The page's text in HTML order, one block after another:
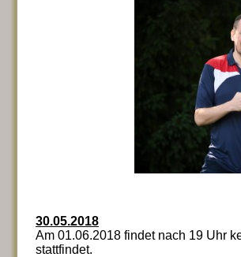
30.05.2018
Am 01.06.2018 findet nach 19 Uhr
stattfindet.